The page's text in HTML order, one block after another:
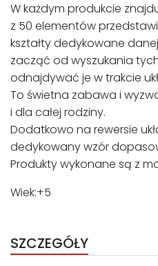
W każdym produkcie
z 50 elementów
kształty dedykowane
zacząć od wyszukania
odnajdywać je w trakcie
To świetna zabawa i
i dla całej rodziny.
Dodatkowo na rewersie
dedykowany wzór
Produkty wykonane są z
Wiek:+5
SZCZEGÓŁY